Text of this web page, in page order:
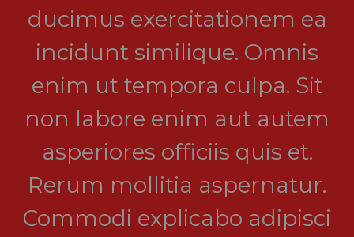
ducimus exercitationem ea
incidunt similique. Omnis
enim ut tempora culpa. Sit
non labore enim aut autem
asperiores officiis quis et.
Rerum mollitia aspernatur.
Commodi explicabo adipisci